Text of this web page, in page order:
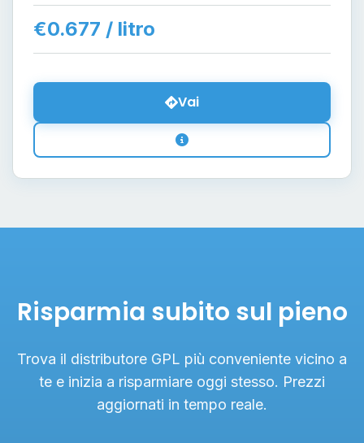
€0.677 / litro
Vai
Risparmia subito sul pieno
Trova il distributore GPL più conveniente vicino a
te e inizia a risparmiare oggi stesso. Prezzi
aggiornati in tempo reale.